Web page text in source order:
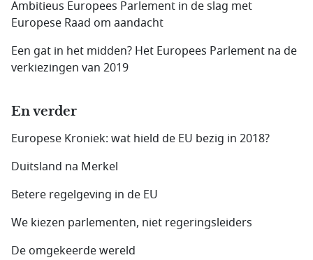
Ambitieus Europees Parlement in de slag met
Europese Raad om aandacht
Een gat in het midden? Het Europees Parlement na de
verkiezingen van 2019
En verder
Europese Kroniek: wat hield de EU bezig in 2018?
Duitsland na Merkel
Betere regelgeving in de EU
We kiezen parlementen, niet regeringsleiders
De omgekeerde wereld